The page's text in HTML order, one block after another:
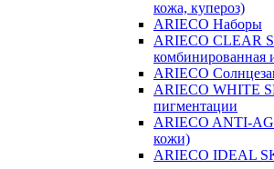
кожа, купероз)
ARIECO Наборы
ARIECO CLEAR
комбинированная
ARIECO
ARIECO WHITE
пигментации
ARIECO ANTI-
кожи)
ARIECO IDEAL